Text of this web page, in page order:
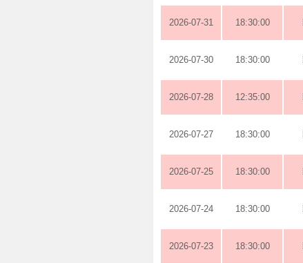
2026-07-31 18:30:00
2026-07-30 18:30:00
2026-07-28 12:35:00
2026-07-27 18:30:00
2026-07-25 18:30:00
2026-07-24 18:30:00
2026-07-23 18:30:00